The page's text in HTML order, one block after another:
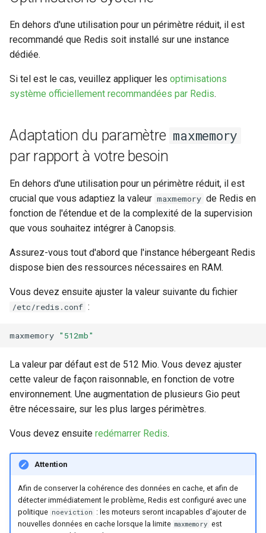
a
r
e
l
a
r
e
e
r
c
Sauvegarde et restauration
des bases de données
ses composants
Prérequis des versions
Outil de support
Troubleshooting
evenement
Engine-pbehavior
Engine-webhook
Swagger community
Groupement d'alarmes par
Météo des Services
tiers
Période de confirmation
les nouvelles alarmes
Personnalisation des
affichages via des
handlebars
Utiliser la réponse d'un
suivant
Widgets
Indicateurs statistiques et
KPI
Listes de lecture
Paramètres de calcul
d'état/sévérité
Paramètres de stockage
Paramètres
Planification
Rôles
Utilisateurs
Règles Méta Alarmes (pro)
Règles SNMP (pro)
Premier acces
Services
Vocabulaire
Connecteur PRTG
Connecteur prometheus
Shinken
Connecteur Zabbix vers
zabbix2canopsis)
En dehors d'une utilisation pour un périmètre réduit, il est
recommandé que Redis soit installé sur une instance
dédiée.
Si tel est le cas, veuillez appliquer les optimisations
système officiellement recommandées par Redis.
Adaptation du paramètre maxmemory
par rapport à votre besoin
En dehors d'une utilisation pour un périmètre réduit, il est
crucial que vous adaptiez la valeur maxmemory de Redis en
fonction de l'étendue et de la complexité de la supervision
que vous souhaitez intégrer à Canopsis.
Assurez-vous tout d'abord que l'instance hébergeant Redis
dispose bien des ressources nécessaires en RAM.
Vous devez ensuite ajuster la valeur suivante du fichier
/etc/redis.conf :
maxmemory "512mb"
La valeur par défaut est de 512 Mio. Vous devez ajuster
cette valeur de façon raisonnable, en fonction de votre
environnement. Une augmentation de plusieurs Gio peut
être nécessaire, sur les plus larges périmètres.
Vous devez ensuite redémarrer Redis.
Attention
Afin de conserver la cohérence des données en cache, et afin de
détecter immédiatement le problème, Redis est configuré avec une
politique noeviction : les moteurs seront incapables d'ajouter de
nouvelles données en cache lorsque la limite maxmemory est